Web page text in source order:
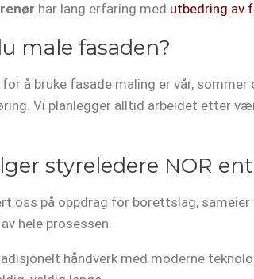
har lang erfaring med utbedring av
male fasaden?
for å bruke fasade maling er vår,
Vi planlegger alltid arbeidet etter
styreledere NOR
oss på oppdrag for borettslag,
hele prosessen.
håndverk med moderne